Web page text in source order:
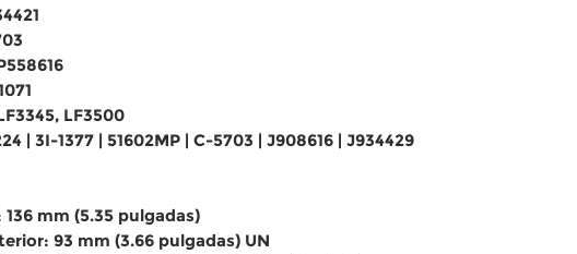
LF3500
| 3I-1377 | 51602MP | C-5703 | J908616 | J934429
mm (5.35 pulgadas)
93 mm (3.66 pulgadas) UN